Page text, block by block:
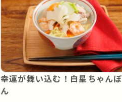
幸運が舞い込む！白星ちゃんぽ
ん